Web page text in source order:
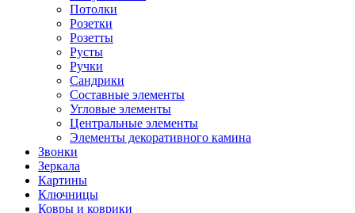
Потолки
Розетки
Розетты
Русты
Ручки
Сандрики
Составные элементы
Угловые элементы
Центральные элементы
Элементы декоративного камина
Звонки
Зеркала
Картины
Ключницы
Ковры и коврики